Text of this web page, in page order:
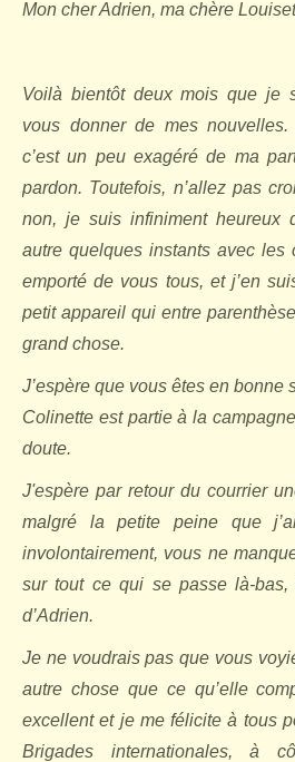
Mon cher Adrien, ma chère
Voilà bientôt deux mois que je
vous donner de mes
c’est un peu exagéré de ma
pardon. Toutefois, n’allez pas
non, je suis infiniment heureux
autre quelques instants avec les
emporté de vous tous, et j’en
petit appareil qui entre
grand chose.
J’espère que vous êtes en bonne
Colinette est partie à la
doute.
J'espère par retour du courrier
malgré la petite peine que
involontairement, vous ne
sur tout ce qui se passe là-
d’Adrien.
Je ne voudrais pas que vous
autre chose que ce qu’elle
excellent et je me félicite à tous
Brigades internationales, à